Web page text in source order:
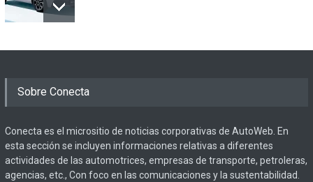
Sobre Conecta
Conecta es el micrositio de noticias corporativas de AutoWeb. En
esta sección se incluyen informaciones relativas a diferentes
actividades de las automotrices, empresas de transporte, petroleras,
agencias, etc., Con foco en las comunicaciones y la sustentabilidad.